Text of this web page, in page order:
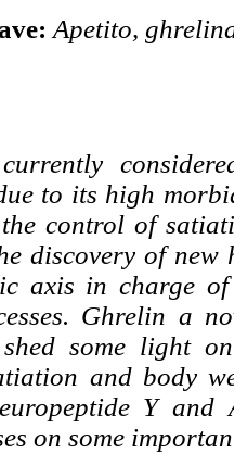
Apetito,
to its high
control of
discovery of
axis in charge
Ghrelin a
shed some light
and body
Y and
on some